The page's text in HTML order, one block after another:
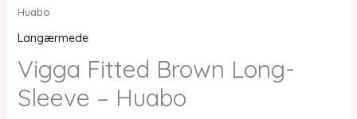
Huabo
Langærmede
Vigga Fitted Brown Long-
Sleeve – Huabo